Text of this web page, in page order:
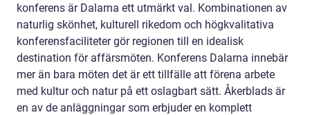
konferens är Dalarna ett utmärkt val. Kombinationen av
naturlig skönhet, kulturell rikedom och högkvalitativa
konferensfaciliteter gör regionen till en idealisk
destination för affärsmöten. Konferens Dalarna innebär
mer än bara möten det är ett tillfälle att förena arbete
med kultur och natur på ett oslagbart sätt. Åkerblads är
en av de anläggningar som erbjuder en komplett